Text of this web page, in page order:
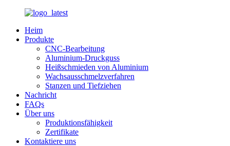
Heim
Produkte
CNC-Bearbeitung
Aluminium-Druckguss
Heißschmieden von Aluminium
Wachsausschmelzverfahren
Stanzen und Tiefziehen
Nachricht
FAQs
Über uns
Produktionsfähigkeit
Zertifikate
Kontaktiere uns